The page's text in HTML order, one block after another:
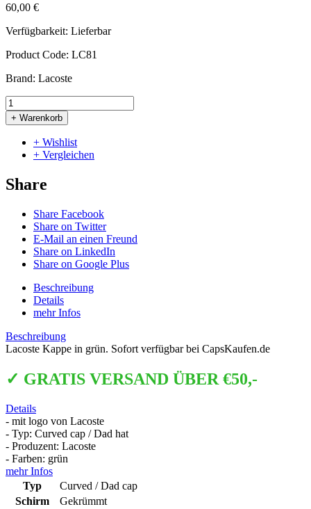
60,00 €
Verfügbarkeit: Lieferbar
Product Code: LC81
Brand: Lacoste
+ Warenkorb
+ Wishlist
+ Vergleichen
Share
Share Facebook
Share on Twitter
E-Mail an einen Freund
Share on LinkedIn
Share on Google Plus
Beschreibung
Details
mehr Infos
Beschreibung
Lacoste Kappe in grün. Sofort verfügbar bei CapsKaufen.de
✓ GRATIS VERSAND ÜBER €50,-
Details
- mit logo von Lacoste
- Typ: Curved cap / Dad hat
- Produzent: Lacoste
- Farben: grün
mehr Infos
Typ
Curved / Dad cap
Schirm
Gekrümmt